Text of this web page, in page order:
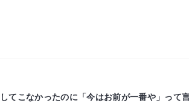
てこなかったのに「今はお前が一番や」って